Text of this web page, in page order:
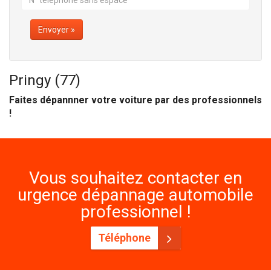
Envoyer »
Pringy (77)
Faites dépannner votre voiture par des professionnels
!
Vous souhaitez contacter en
urgence dépannage automobile
professionnel !
Téléphone